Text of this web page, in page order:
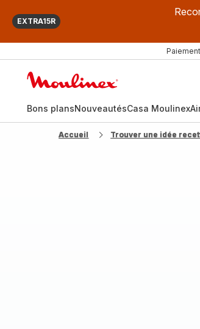
EXTRA15R
Bons plansNouveautésCasa Moulinex
Accueil Trouver une idée